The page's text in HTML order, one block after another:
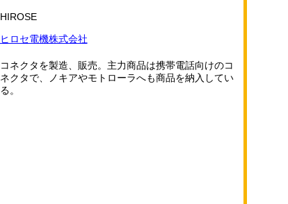
HIROSE
ヒロセ電機株式会社
コネクタを製造、販売。主力商品は携帯電話向けのコ
ネクタで、ノキアやモトローラへも商品を納入してい
る。